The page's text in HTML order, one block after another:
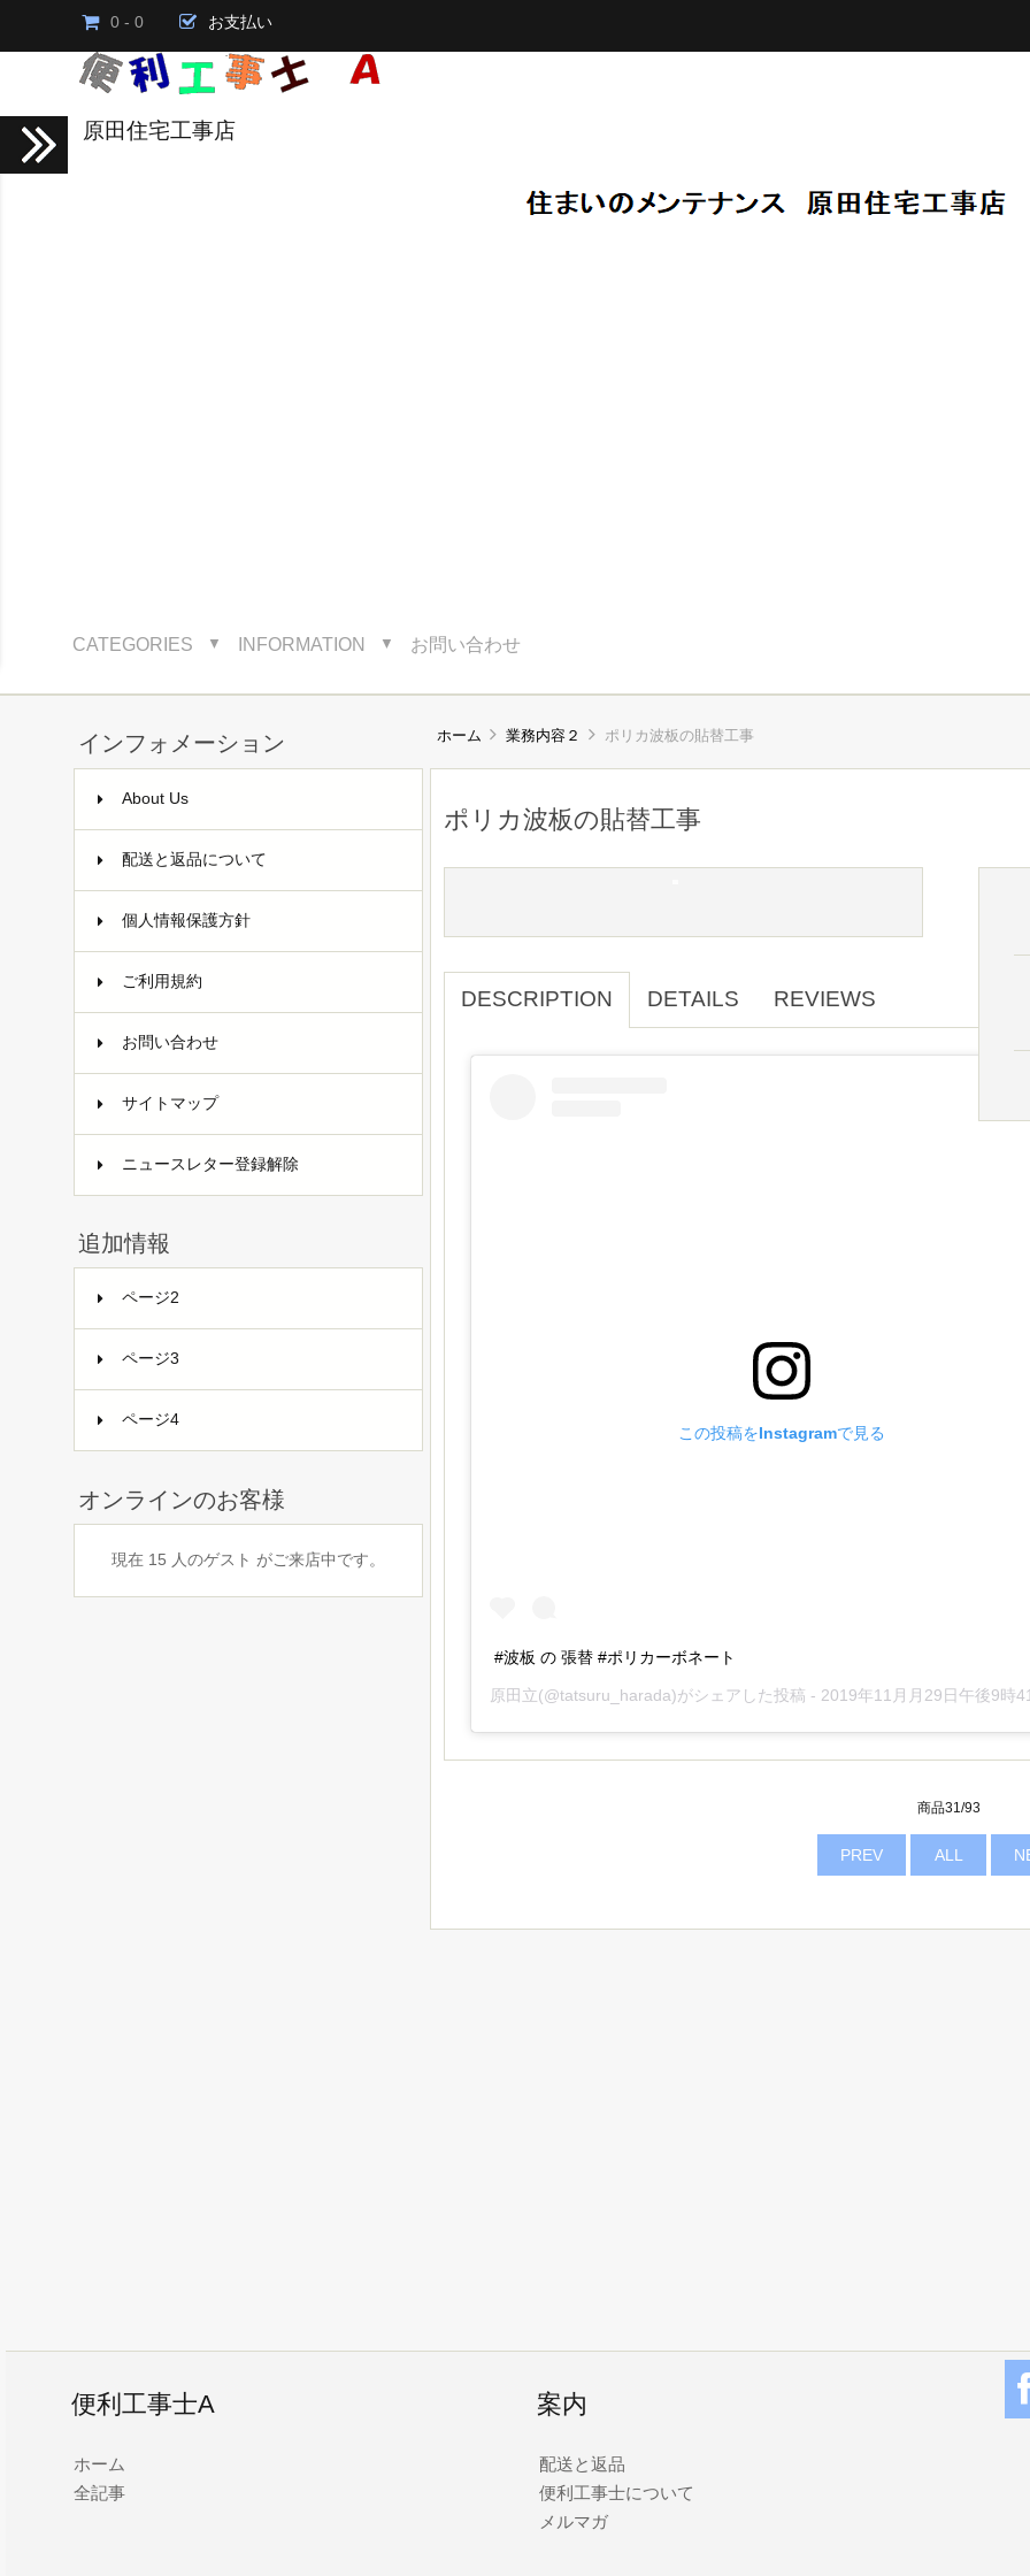
0 - 0 お支払い
原田住宅工事店
CATEGORIES ▼ INFORMATION ▼ お問い合わせ
インフォメーション
About Us
配送と返品について
個人情報保護方針
ご利用規約
お問い合わせ
サイトマップ
ニュースレター登録解除
追加情報
ページ2
ページ3
ページ4
オンラインのお客様
現在 15 人のゲスト がご来店中です。
ホーム 業務内容２ ポリカ波板の貼替工事
ポリカ波板の貼替工事
DESCRIPTION DETAILS REVIEWS
この投稿をInstagramで見る
#波板 の 張替 #ポリカーボネート
原田立(@tatsuru_harada)がシェアした投稿 - 2019年11月月29日午後9時41分
商品31/93
PREV ALL
便利工事士A
ホーム
全記事
案内
配送と返品
便利工事士について
メルマガ